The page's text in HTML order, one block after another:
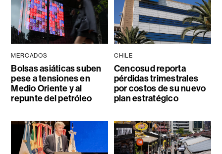
MERCADOS
Bolsas asiáticas suben
pese a tensiones en
Medio Oriente y al
repunte del petróleo
CHILE
Cencosud reporta
pérdidas trimestrales
por costos de su nuevo
plan estratégico